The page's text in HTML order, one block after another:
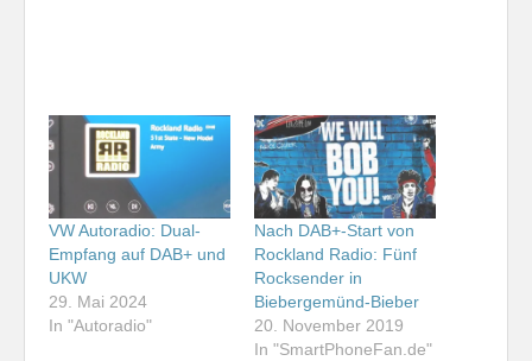
VW Autoradio: Dual-
Empfang auf DAB+ und
UKW
29. Mai 2024
In "Autoradio"
Nach DAB+-Start von
Rockland Radio: Fünf
Rocksender in
Biebergemünd-Bieber
20. November 2019
In "SmartPhoneFan.de"